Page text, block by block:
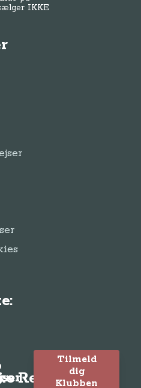
IKKE
Rejser
Tilmeld
dig
Klubben